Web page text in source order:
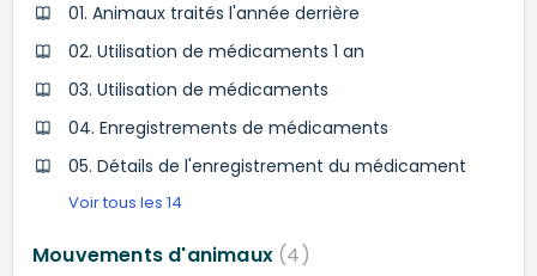
01. Animaux traités l'année derrière
02. Utilisation de médicaments 1 an
03. Utilisation de médicaments
04. Enregistrements de médicaments
05. Détails de l'enregistrement du médicament
Voir tous les 14
Mouvements d'animaux 4